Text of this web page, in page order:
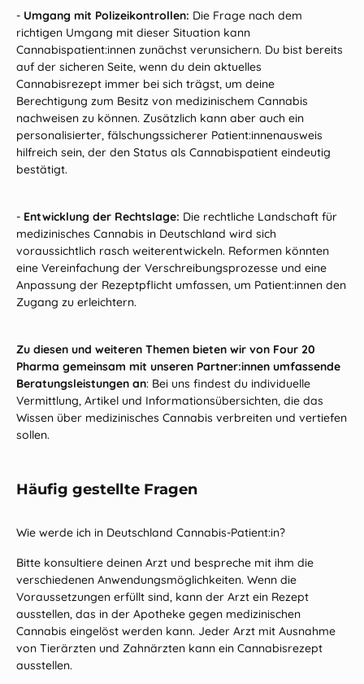
- Umgang mit Polizeikontrollen: Die Frage nach dem
richtigen Umgang mit dieser Situation kann
Cannabispatient:innen zunächst verunsichern. Du bist bereits
auf der sicheren Seite, wenn du dein aktuelles
Cannabisrezept immer bei sich trägst, um deine
Berechtigung zum Besitz von medizinischem Cannabis
nachweisen zu können. Zusätzlich kann aber auch ein
personalisierter, fälschungssicherer Patient:innenausweis
hilfreich sein, der den Status als Cannabispatient eindeutig
bestätigt.
- Entwicklung der Rechtslage: Die rechtliche Landschaft für
medizinisches Cannabis in Deutschland wird sich
voraussichtlich rasch weiterentwickeln. Reformen könnten
eine Vereinfachung der Verschreibungsprozesse und eine
Anpassung der Rezeptpflicht umfassen, um Patient:innen den
Zugang zu erleichtern.
Zu diesen und weiteren Themen bieten wir von Four 20
Pharma gemeinsam mit unseren Partner:innen umfassende
Beratungsleistungen an: Bei uns findest du individuelle
Vermittlung, Artikel und Informationsübersichten, die das
Wissen über medizinisches Cannabis verbreiten und vertiefen
sollen.
Häufig gestellte Fragen
Wie werde ich in Deutschland Cannabis-Patient:in?
Bitte konsultiere deinen Arzt und bespreche mit ihm die
verschiedenen Anwendungsmöglichkeiten. Wenn die
Voraussetzungen erfüllt sind, kann der Arzt ein Rezept
ausstellen, das in der Apotheke gegen medizinischen
Cannabis eingelöst werden kann. Jeder Arzt mit Ausnahme
von Tierärzten und Zahnärzten kann ein Cannabisrezept
ausstellen.